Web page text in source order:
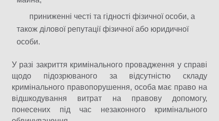
приниженні честі та гідності фізичної особи, а
також ділової репутації фізичної або юридичної
особи.
У разі закриття кримінального провадження у справі
щодо підозрюваного за відсутністю складу
кримінального правопорушення, особа має право на
відшкодування витрат на правову допомогу,
понесених під час незаконного кримінального